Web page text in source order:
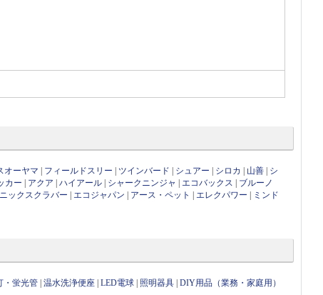
オーヤマ フィールドスリー ツインバード シュアー シロカ 山善
シ
カー アクア |ハイアール シャークニンジャ エコバックス
ブルーノ
ックスクラバー エコジャパン アース・ペット エレクパワー
ミンド
・蛍光管 |温水洗浄便座 |LED電球 照明器具 |DIY用品（業務・家庭用）